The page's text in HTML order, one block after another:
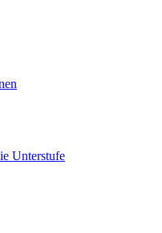
Unterstufe